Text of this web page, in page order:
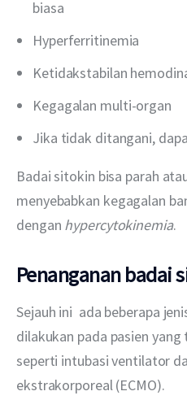
biasa
Hyperferritinemia
Ketidakstabilan
Kegagalan multi-organ
Jika tidak ditangani,
Badai sitokin bisa parah
menyebabkan kegagalan
dengan hypercytokinemia.
Penanganan badai
Sejauh ini  ada beberapa
dilakukan pada pasien
seperti intubasi ventilator
ekstrakorporeal (ECMO).